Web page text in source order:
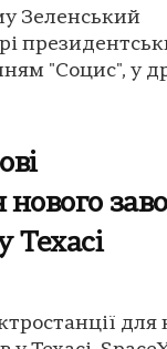
Зеленський
"Социс", у
нового
Техасі
для